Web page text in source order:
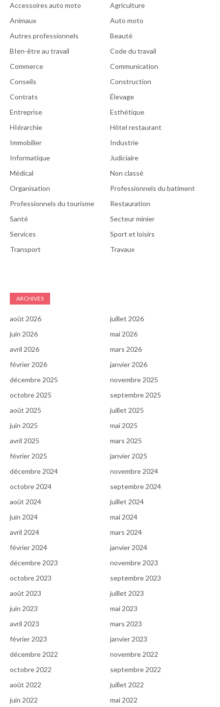
Accessoires auto moto
Agriculture
Animaux
Auto moto
Autres professionnels
Beauté
BIen-être au travail
Code du travail
Commerce
Communication
Conseils
Construction
Contrats
Élevage
Entreprise
Esthétique
HIérarchie
Hôtel restaurant
Immobilier
Industrie
Informatique
Judiciaire
Médical
Non classé
Organisation
Professionnels du batiment
Professionnels du tourisme
Restauration
Santé
Secteur minier
Services
Sport et loisirs
Transport
Travaux
ARCHIVES
août 2026
juillet 2026
juin 2026
mai 2026
avril 2026
mars 2026
février 2026
janvier 2026
décembre 2025
novembre 2025
octobre 2025
septembre 2025
août 2025
juillet 2025
juin 2025
mai 2025
avril 2025
mars 2025
février 2025
janvier 2025
décembre 2024
novembre 2024
octobre 2024
septembre 2024
août 2024
juillet 2024
juin 2024
mai 2024
avril 2024
mars 2024
février 2024
janvier 2024
décembre 2023
novembre 2023
octobre 2023
septembre 2023
août 2023
juillet 2023
juin 2023
mai 2023
avril 2023
mars 2023
février 2023
janvier 2023
décembre 2022
novembre 2022
octobre 2022
septembre 2022
août 2022
juillet 2022
juin 2022
mai 2022